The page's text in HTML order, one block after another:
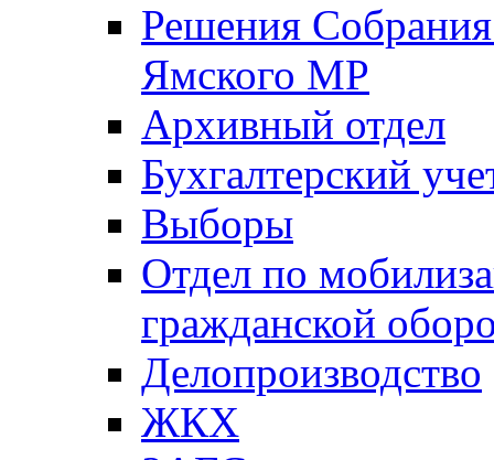
Решения
Ямского МР
Архивный отдел
Бухгалтерский
Выборы
Отдел по
гражданской
Делопроизводство
ЖКХ